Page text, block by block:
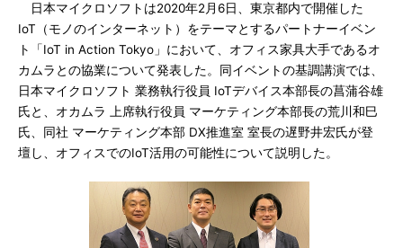
日本マイクロソフトは2020年2月6日、東京都内で開催した
IoT（モノのインターネット）をテーマとするパートナーイベン
ト「IoT in Action Tokyo」において、オフィス家具大手であるオ
カムラとの協業について発表した。同イベントの基調講演では、
日本マイクロソフト 業務執行役員 IoTデバイス本部長の菖蒲谷雄
氏と、オカムラ 上席執行役員 マーケティング本部長の荒川和巳
氏、同社 マーケティング本部 DX推進室 室長の遅野井宏氏が登
壇し、オフィスでのIoT活用の可能性について説明した。